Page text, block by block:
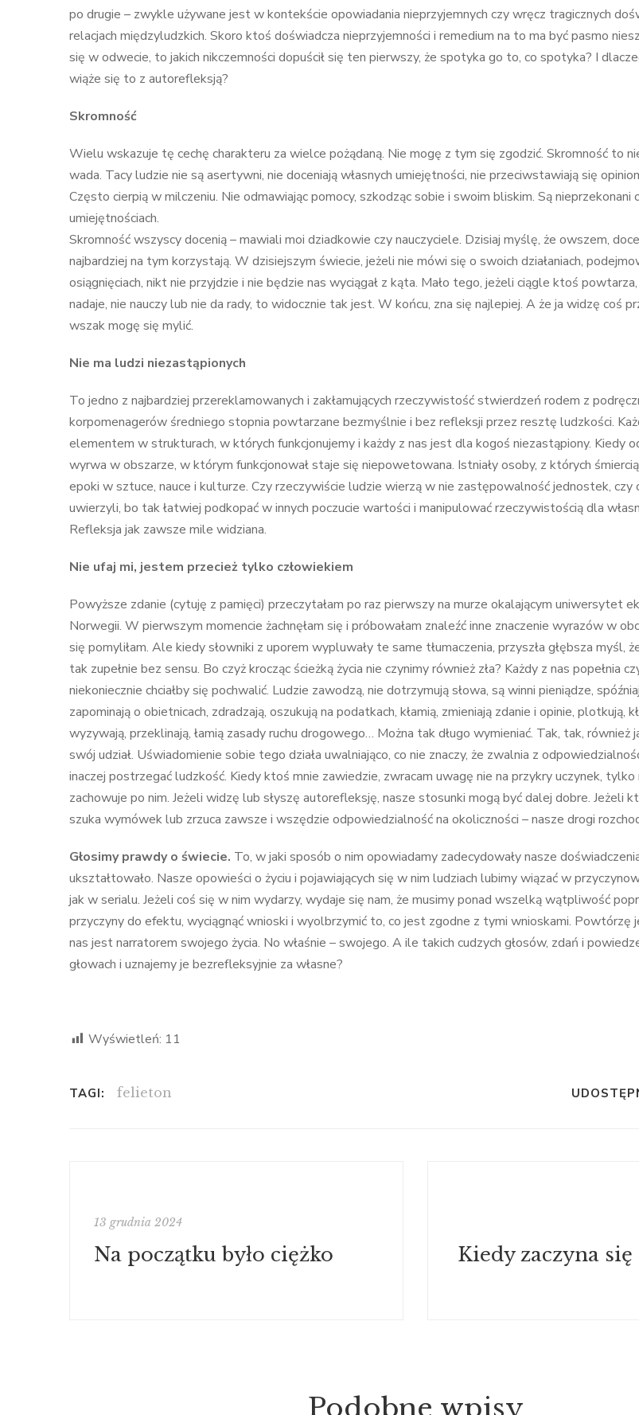
po drugie – zwykle używane jest w kontekście opowiadania nieprzyjemnych czy wręcz tragicznych
relacjach międzyludzkich. Skoro ktoś doświadcza nieprzyjemności i remedium na to ma być pasmo
się w odwecie, to jakich nikczemności dopuścił się ten pierwszy, że spotyka go to, co spotyka? I
wiąże się to z autorefleksją?
Skromność
Wielu wskazuje tę cechę charakteru za wielce pożądaną. Nie mogę z tym się zgodzić. Skromność to
wada. Tacy ludzie nie są asertywni, nie doceniają własnych umiejętności, nie przeciwstawiają się
Często cierpią w milczeniu. Nie odmawiając pomocy, szkodząc sobie i swoim bliskim. Są nieprzekonani
umiejętnościach.
Skromność wszyscy docenią – mawiali moi dziadkowie czy nauczyciele. Dzisiaj myślę, że owszem,
najbardziej na tym korzystają. W dzisiejszym świecie, jeżeli nie mówi się o swoich działaniach,
osiągnięciach, nikt nie przyjdzie i nie będzie nas wyciągał z kąta. Mało tego, jeżeli ciągle ktoś
nadaje, nie nauczy lub nie da rady, to widocznie tak jest. W końcu, zna się najlepiej. A że ja widzę coś
wszak mogę się mylić.
Nie ma ludzi niezastąpionych
To jedno z najbardziej przereklamowanych i zakłamujących rzeczywistość stwierdzeń rodem z
korpomenagerów średniego stopnia powtarzane bezmyślnie i bez refleksji przez resztę ludzkości.
elementem w strukturach, w których funkcjonujemy i każdy z nas jest dla kogoś niezastąpiony. Kiedy
wyrwa w obszarze, w którym funkcjonował staje się niepowetowana. Istniały osoby, z których
epoki w sztuce, nauce i kulturze. Czy rzeczywiście ludzie wierzą w nie zastępowalność jednostek, czy
uwierzyli, bo tak łatwiej podkopać w innych poczucie wartości i manipulować rzeczywistością dla
Refleksja jak zawsze mile widziana.
Nie ufaj mi, jestem przecież tylko człowiekiem
Powyższe zdanie (cytuję z pamięci) przeczytałam po raz pierwszy na murze okalającym uniwersytet
Norwegii. W pierwszym momencie żachnęłam się i próbowałam znaleźć inne znaczenie wyrazów w
się pomyliłam. Ale kiedy słowniki z uporem wypluwały te same tłumaczenia, przyszła głębsza myśl,
tak zupełnie bez sensu. Bo czyż krocząc ścieżką życia nie czynimy również zła? Każdy z nas popełnia
niekoniecznie chciałby się pochwalić. Ludzie zawodzą, nie dotrzymują słowa, są winni pieniądze,
zapominają o obietnicach, zdradzają, oszukują na podatkach, kłamią, zmieniają zdanie i opinie, plotkują,
wyzywają, przeklinają, łamią zasady ruchu drogowego… Można tak długo wymieniać. Tak, tak, również
swój udział. Uświadomienie sobie tego działa uwalniająco, co nie znaczy, że zwalnia z
inaczej postrzegać ludzkość. Kiedy ktoś mnie zawiedzie, zwracam uwagę nie na przykry uczynek, tylko
zachowuje po nim. Jeżeli widzę lub słyszę autorefleksję, nasze stosunki mogą być dalej dobre. Jeżeli
szuka wymówek lub zrzuca zawsze i wszędzie odpowiedzialność na okoliczności – nasze drogi
Głosimy prawdy o świecie. To, w jaki sposób o nim opowiadamy zadecydowały nasze
ukształtowało. Nasze opowieści o życiu i pojawiających się w nim ludziach lubimy wiązać w
jak w serialu. Jeżeli coś się w nim wydarzy, wydaje się nam, że musimy ponad wszelką wątpliwość
przyczyny do efektu, wyciągnąć wnioski i wyolbrzymić to, co jest zgodne z tymi wnioskami. Powtórzę
nas jest narratorem swojego życia. No właśnie – swojego. A ile takich cudzych głosów, zdań i
głowach i uznajemy je bezrefleksyjnie za własne?
Wyświetleń: 11
TAGI: felieton
13 grudnia 2024
Na początku było ciężko Kiedy zaczyna się
Podobne wpisy